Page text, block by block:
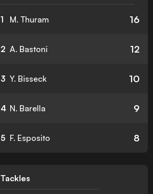
1 M. Thuram 16
2 A. Bastoni 12
3 Y. Bisseck 10
4 N. Barella 9
5 F. Esposito 8
Tackles